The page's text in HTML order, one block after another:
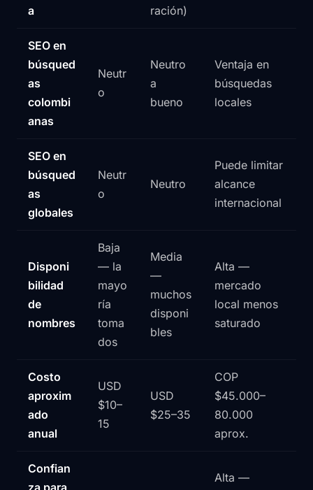
a
ración)
SEO en
búsqued
as
colombi
anas
Neutr
o
Neutro
a
bueno
Ventaja en
búsquedas
locales
SEO en
búsqued
as
globales
Neutr
o
Neutro
Puede limitar
alcance
internacional
Disponi
bilidad
de
nombres
Baja
— la
mayo
ría
toma
dos
Media
—
muchos
disponi
bles
Alta —
mercado
local menos
saturado
Costo
aproxim
ado
anual
USD
$10–
15
USD
$25–35
COP
$45.000–
80.000
aprox.
Confian
Alta —